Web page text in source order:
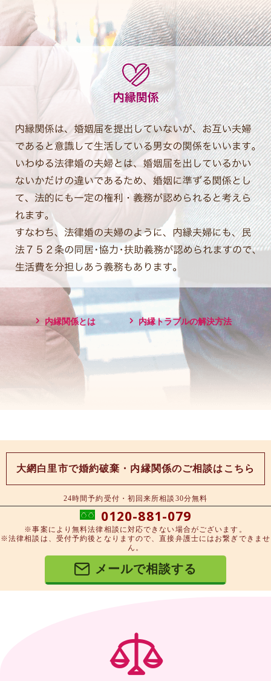
内縁関係とは 内縁トラブルの解決方法
大網白里市で婚約破棄・内縁関係のご相談はこちら
24時間予約受付・初回来所相談30分無料
0120-881-079
※事案により無料法律相談に対応できない場合がございます。
※法律相談は、受付予約後となりますので、直接弁護士にはお繋ぎできませ
ん。
メールで相談する